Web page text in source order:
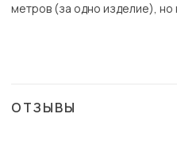
метров (за одно изделие), но
ОТЗЫВЫ